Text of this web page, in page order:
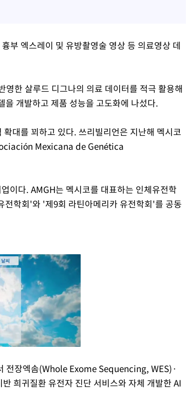
부 엑스레이 및 유방촬영술 영상 등 의료영상 데
한 살루드 디그나의 의료 데이터를 적극 활용해
개발하고 제품 성능을 고도화에 나섰다.
대를 꾀하고 있다. 쓰리빌리언은 지난해 멕시코
Mexicana de Genética
이다. AMGH는 멕시코를 대표하는 인체유전학
학회'와 '제9회 라틴아메리카 유전학회'를 공동
Mute
전장엑솜(Whole Exome Sequencing, WES)·
희귀질환 유전자 진단 서비스와 자체 개발한 AI